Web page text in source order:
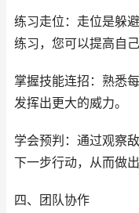
练习走位：走位是躲
练习，您可以提高自
掌握技能连招：熟悉
发挥出更大的威力。
学会预判：通过观察
下一步行动，从而做
四、团队协作